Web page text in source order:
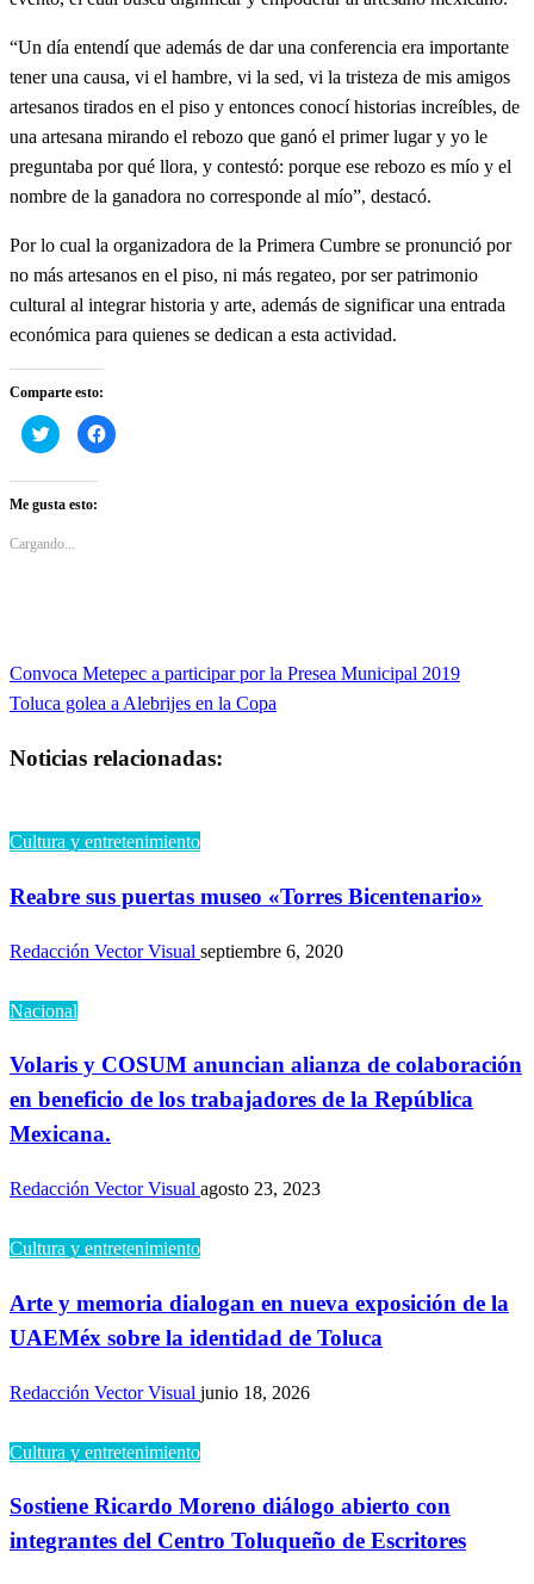
“Un día entendí que además de dar una conferencia era importante
tener una causa, vi el hambre, vi la sed, vi la tristeza de mis amigos
artesanos tirados en el piso y entonces conocí historias increíbles, de
una artesana mirando el rebozo que ganó el primer lugar y yo le
preguntaba por qué llora, y contestó: porque ese rebozo es mío y el
nombre de la ganadora no corresponde al mío”, destacó.
Por lo cual la organizadora de la Primera Cumbre se pronunció por
no más artesanos en el piso, ni más regateo, por ser patrimonio
cultural al integrar historia y arte, además de significar una entrada
económica para quienes se dedican a esta actividad.
Comparte esto:
Haz
clic
en
Twitter
(Se
en
Haz
clic
Me gusta esto:
Cargando...
Navegación
entradas
Entrada
anterior
Convoca Metepec a participar por la Presea Municipal 2019
Entrada
Toluca golea a Alebrijes en la Copa
Noticias relacionadas:
Cultura y entretenimiento
Reabre sus puertas museo «Torres Bicentenario»
Redacción Vector Visual septiembre 6, 2020
Nacional
Volaris y COSUM anuncian alianza de colaboración
en beneficio de los trabajadores de la República
Mexicana.
Redacción Vector Visual agosto 23, 2023
Cultura y entretenimiento
Arte y memoria dialogan en nueva exposición de la
UAEMéx sobre la identidad de Toluca
Redacción Vector Visual junio 18, 2026
Cultura y entretenimiento
Sostiene Ricardo Moreno diálogo abierto con
integrantes del Centro Toluqueño de Escritores